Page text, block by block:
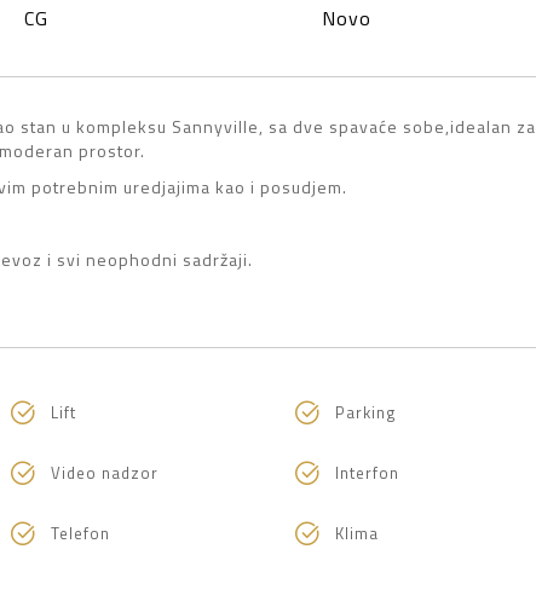
CG Novo
stan u kompleksu Sannyville, sa dve spavaće sobe,idealan za
prostor.
potrebnim uredjajima kao i posudjem.
i svi neophodni sadržaji.
Lift Parking
Video nadzor Interfon
Telefon Klima